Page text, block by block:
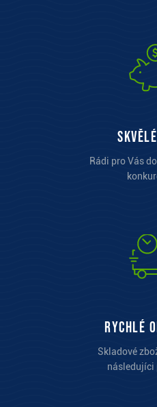
Rádi pro Vás
Rychlé
Skladové
následujíci